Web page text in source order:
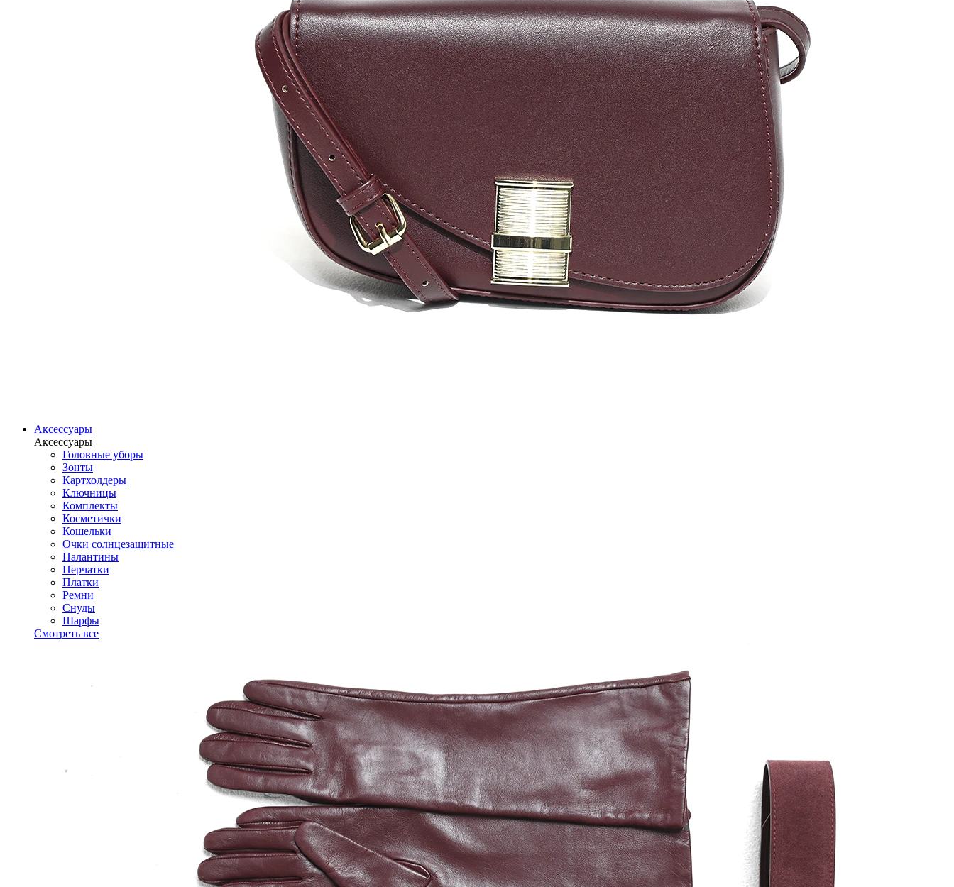
Аксессуары
Аксессуары
Головные уборы
Зонты
Картхолдеры
Ключницы
Комплекты
Косметички
Кошельки
Очки солнцезащитные
Палантины
Перчатки
Платки
Ремни
Снуды
Шарфы
Смотреть все